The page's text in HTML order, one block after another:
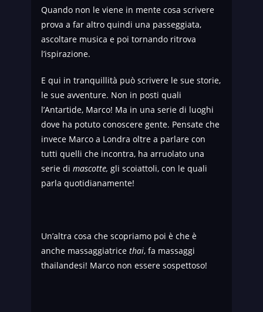
Quando non le viene in mente cosa scrivere
prova a far altro quindi una passeggiata,
ascoltare musica e poi tornando ritrova
l’ispirazione.
E qui in tranquillità può scrivere le sue storie,
le sue avventure. Non in posti quali
l’Antartide, Marco! Ma in una serie di luoghi
dove ha potuto conoscere gente. Pensate che
invece Marco a Londra oltre a parlare con
tutti quelli che incontra, ha arruolato una
serie di mascotte, gli scoiattoli, con le quali
parla quotidianamente!
Un’altra cosa che scopriamo poi è che è
anche massaggiatrice thai, fa massaggi
thailandesi! Marco non essere sospettoso!